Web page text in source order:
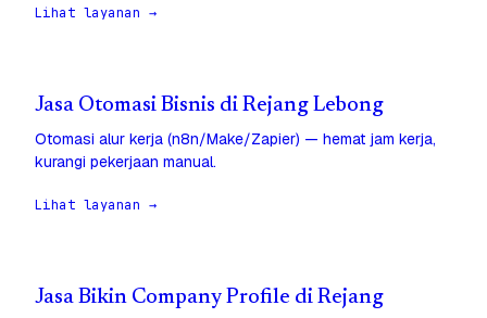
Lihat layanan →
Jasa Otomasi Bisnis di Rejang Lebong
Otomasi alur kerja (n8n/Make/Zapier) — hemat jam kerja,
kurangi pekerjaan manual.
Lihat layanan →
Jasa Bikin Company Profile di Rejang